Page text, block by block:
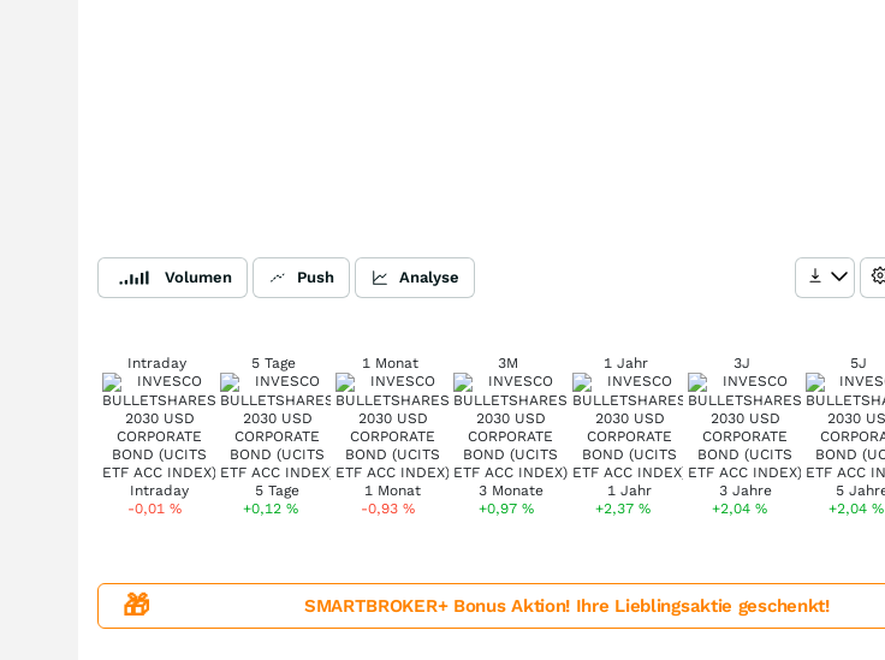
Volumen Push Analyse
Intraday
-0,01 %
5 Tage
+0,12%
1 Monat
-0,93 %
3M
+0,97 %
1 Jahr
+2,37%
3J
+2,04 %
5J
+2,04%
🎁 SMARTBROKER+ Bonus Aktion! Ihre Lieblingsaktie geschenkt!